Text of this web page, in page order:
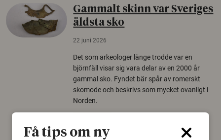
Gammalt skinn var Sveriges
äldsta sko
22 juni 2026
Det som arkeologer länge trodde var en
björnfäll visar sig vara delar av en 2000 år
gammal sko. Fyndet bär spår av romerskt
skomode och beskrivs som mycket ovanligt i
Norden.
Få tips om ny